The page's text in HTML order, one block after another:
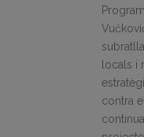
locals i
contra